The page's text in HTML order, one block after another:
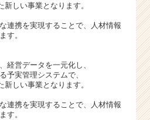
しい事業となります。
連携を実現することで、人材情報
す。
経営データを一元化し、
予実管理システムで、
しい事業となります。
連携を実現することで、人材情報
す。